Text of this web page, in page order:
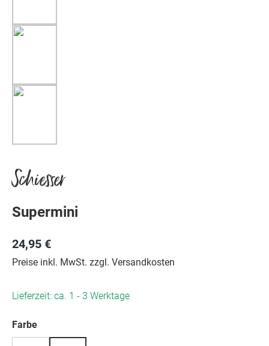
Schiesser
Supermini
24,95 €
Preise inkl. MwSt. zzgl. Versandkosten
Lieferzeit: ca. 1 - 3 Werktage
Farbeauswählen